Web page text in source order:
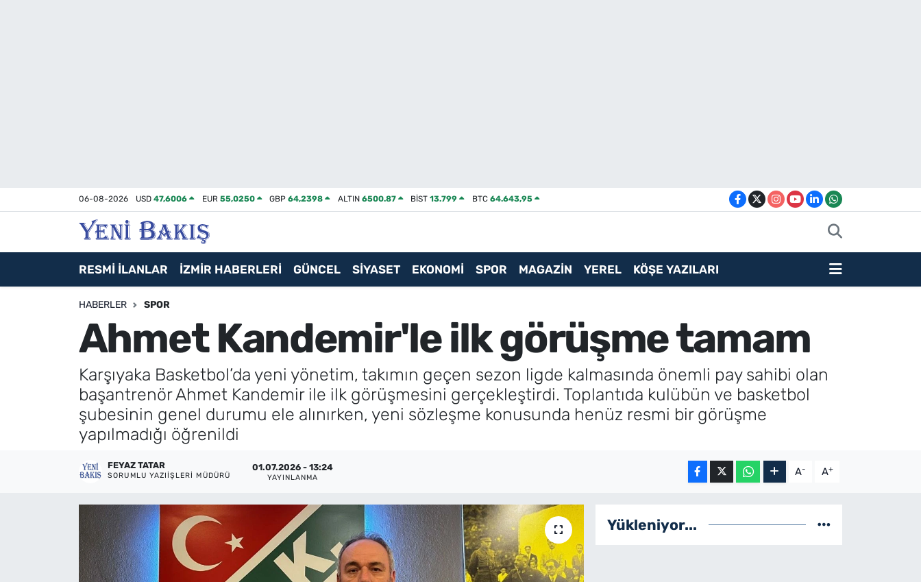
06-08-2026 USD47,6006 EUR 55,0250 GBP64,2398 ALTIN 6500.87 BİST13.799 BTC 64.643,95
RESMİ İLANLAR İZMİR HABERLERİ GÜNCEL SİYASET EKONOMİ SPOR MAGAZİN YEREL KÖŞE YAZILARI
HABERLER SPOR
Ahmet Kandemir'le ilk görüşme tamam
Karşıyaka Basketbol’da yeni yönetim, takımın geçen sezon ligde kalmasında önemli pay sahibi olan
başantrenör Ahmet Kandemir ile ilk görüşmesini gerçekleştirdi. Toplantıda kulübün ve basketbol
şubesinin genel durumu ele alınırken, yeni sözleşme konusunda henüz resmi bir görüşme
yapılmadığı öğrenildi
FEYAZ TATAR
SORUMLU YAZIIŞLERI MÜDÜRÜ
01.07.2026 - 13:24
YAYINLANMA A- A+
Yükleniyor...
Asayiş / Polis-Adliye
Magazin
İletişim